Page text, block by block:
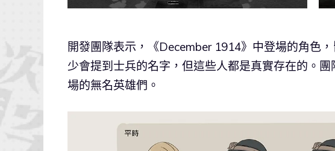
開發團隊表示，《December 1914》中登場的角色
少會提到士兵的名字，但這些人都是真實存在的。
場的無名英雄們。